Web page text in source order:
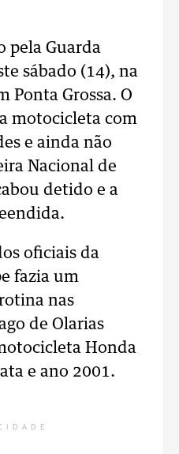
pela Guarda
sábado (14), na
Ponta Grossa. O
motocicleta com
e ainda não
Nacional de
detido e a
oficiais da
fazia um
nas
de Olarias
Honda
e ano 2001.